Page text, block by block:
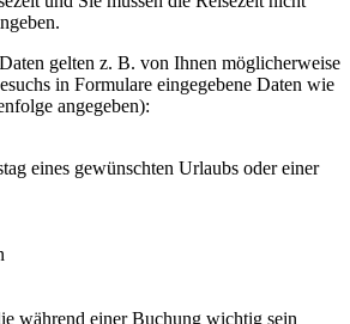
gelten z. B. von Ihnen möglicherweise
in Formulare eingegebene Daten wie
angegeben):
eines gewünschten Urlaubs oder einer
während einer Buchung wichtig sein